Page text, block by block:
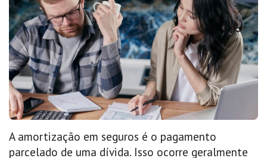
A amortização em seguros é o pagamento
parcelado de uma dívida. Isso ocorre geralmente